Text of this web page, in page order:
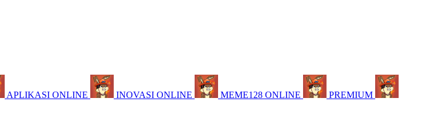
APLIKASI ONLINE INOVASI ONLINE MEME128 ONLINE
PREMIUM